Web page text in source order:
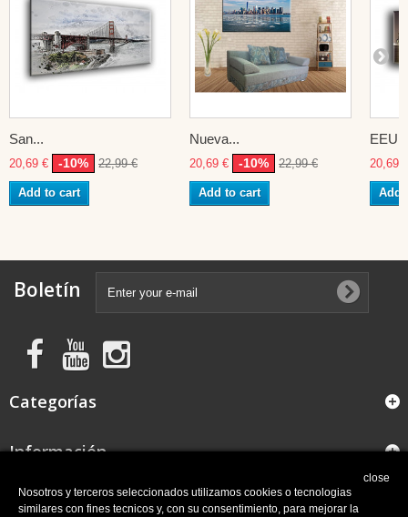
San...
20,69 € -10% 22,99 €
Add to cart
Nueva...
20,69 € -10% 22,99 €
Add to cart
20,69 €
Add
Boletín
Categorías
Información
close
Nosotros y terceros seleccionados utilizamos cookies o tecnologias
similares con fines tecnicos y, con su consentimiento, para mejorar la